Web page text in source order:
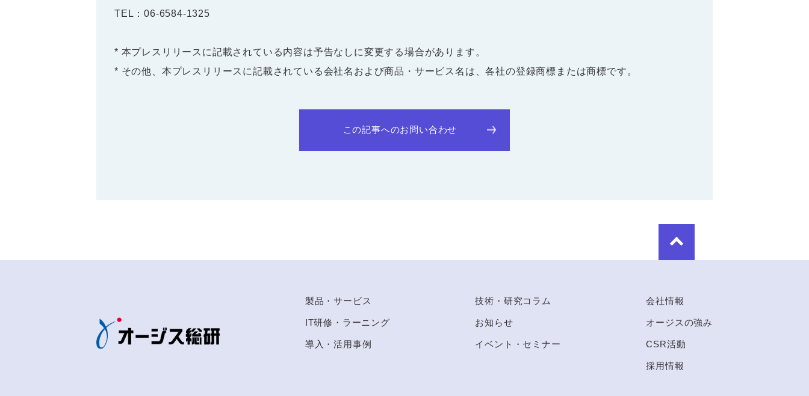
TEL：06-6584-1325
* 本プレスリリースに記載されている内容は予告なしに変更する場合があります。
* その他、本プレスリリースに記載されている会社名および商品・サービス名は、各社の登録商標または商標です。
この記事へのお問い合わせ
製品・サービス
IT研修・ラーニング
導入・活用事例
技術・研究コラム
お知らせ
イベント・セミナー
会社情報
オージスの強み
CSR活動
採用情報